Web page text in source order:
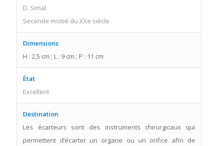
D. Simal
Seconde moitié du XXe siècle
Dimensions
H : 2,5 cm ; L : 9 cm ; P : 11 cm
État
Excellent
Destination
Les écarteurs sont des instruments chirurgicaux qui
permettent d’écarter un organe ou un orifice afin de